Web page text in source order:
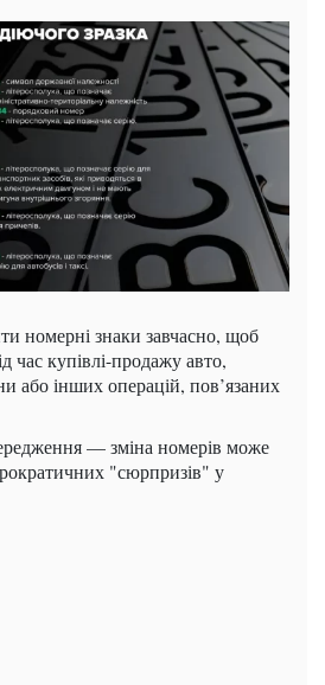
номерні знаки завчасно, щоб
час купівлі-продажу авто,
або інших операцій, пов’язаних
— зміна номерів може
"сюрпризів" у